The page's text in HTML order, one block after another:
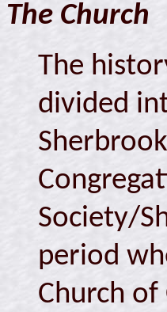
The Church
The
divided
Society/
period
Church